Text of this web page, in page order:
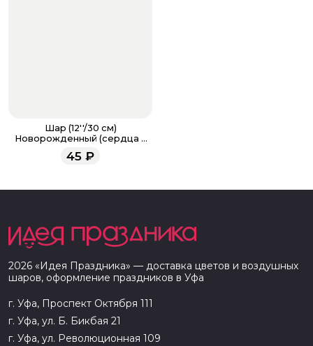
Шар (12''/30 см)
Новорожденный (сердца и
облака), Ассорти для
мальчика, кристалл, 5 ст
45 ₽
2026 «Идея Праздника» — доставка цветов и воздушных
шаров, оформление праздников в Уфа
г. Уфа, Проспект Октября 111
г. Уфа, ул. Б. Бикбая 21
г. Уфа, ул. Революционная 109